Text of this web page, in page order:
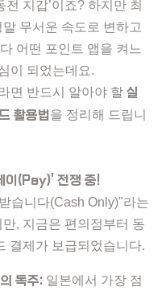
지갑’이죠? 하지만 최
무서운 속도로 변하고
어떤 포인트 앱을 켜느
이 되었는데요.
면 반드시 알아야 할 실
활용법을 정리해 드립니
이(Pay)' 전쟁 중!
습니다(Cash Only)"라는
, 지금은 편의점부터 동
결제가 보급되었습니다.
독주: 일본에서 가장 점